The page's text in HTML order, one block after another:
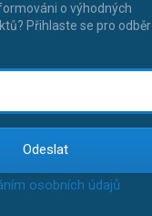
o výhodných
Přihlaste se pro odběr
Odeslat
osobních údajů.